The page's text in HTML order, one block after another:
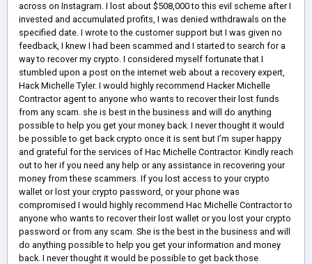
across on Instagram. I lost about $508,000 to this evil scheme after I
invested and accumulated profits, I was denied withdrawals on the
specified date. I wrote to the customer support but I was given no
feedback, I knew I had been scammed and I started to search for a
way to recover my crypto. I considered myself fortunate that I
stumbled upon a post on the internet web about a recovery expert,
Hack Michelle Tyler. I would highly recommend Hacker Michelle
Contractor agent to anyone who wants to recover their lost funds
from any scam. she is best in the business and will do anything
possible to help you get your money back. I never thought it would
be possible to get back crypto once it is sent but I’m super happy
and grateful for the services of Hac Michelle Contractor. Kindly reach
out to her if you need any help or any assistance in recovering your
money from these scammers. If you lost access to your crypto
wallet or lost your crypto password, or your phone was
compromised I would highly recommend Hac Michelle Contractor to
anyone who wants to recover their lost wallet or you lost your crypto
password or from any scam. She is the best in the business and will
do anything possible to help you get your information and money
back. I never thought it would be possible to get back those